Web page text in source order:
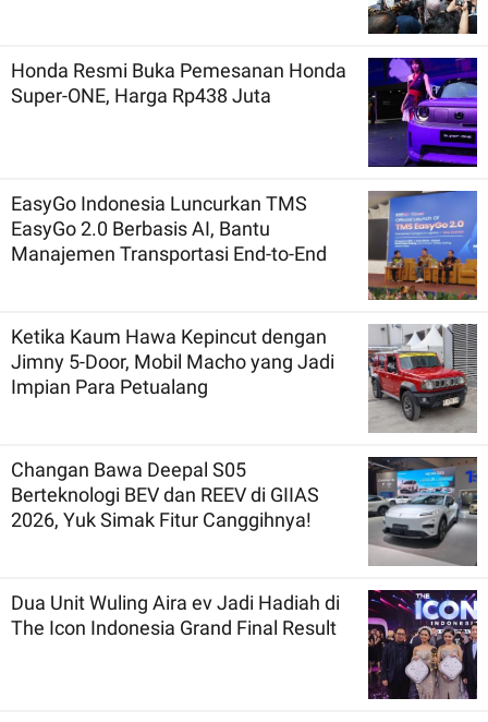
Honda Resmi Buka Pemesanan Honda
Super-ONE, Harga Rp438 Juta
EasyGo Indonesia Luncurkan TMS
EasyGo 2.0 Berbasis AI, Bantu
Manajemen Transportasi End-to-End
Ketika Kaum Hawa Kepincut dengan
Jimny 5-Door, Mobil Macho yang Jadi
Impian Para Petualang
Changan Bawa Deepal S05
Berteknologi BEV dan REEV di GIIAS
2026, Yuk Simak Fitur Canggihnya!
Dua Unit Wuling Aira ev Jadi Hadiah di
The Icon Indonesia Grand Final Result